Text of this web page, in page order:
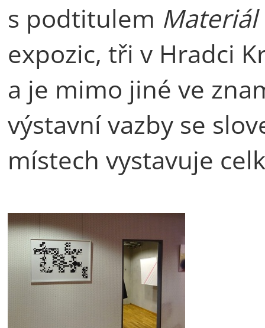
s podtitulem
expozic, tři v Hradci
a je mimo jiné ve
výstavní vazby se
místech vystavuje